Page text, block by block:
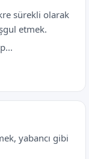
sürekli olarak
etmek.
yabancı gibi